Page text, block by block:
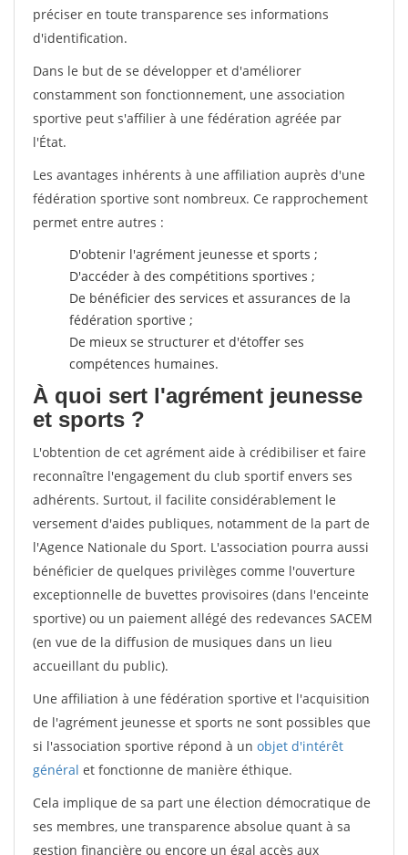
préciser en toute transparence ses informations
d'identification.
Dans le but de se développer et d'améliorer
constamment son fonctionnement, une association
sportive peut s'affilier à une fédération agréée par
l'État.
Les avantages inhérents à une affiliation auprès d'une
fédération sportive sont nombreux. Ce rapprochement
permet entre autres :
D'obtenir l'agrément jeunesse et sports ;
D'accéder à des compétitions sportives ;
De bénéficier des services et assurances de la
fédération sportive ;
De mieux se structurer et d'étoffer ses
compétences humaines.
À quoi sert l'agrément jeunesse
et sports ?
L'obtention de cet agrément aide à crédibiliser et faire
reconnaître l'engagement du club sportif envers ses
adhérents. Surtout, il facilite considérablement le
versement d'aides publiques, notamment de la part de
l'Agence Nationale du Sport. L'association pourra aussi
bénéficier de quelques privilèges comme l'ouverture
exceptionnelle de buvettes provisoires (dans l'enceinte
sportive) ou un paiement allégé des redevances SACEM
(en vue de la diffusion de musiques dans un lieu
accueillant du public).
Une affiliation à une fédération sportive et l'acquisition
de l'agrément jeunesse et sports ne sont possibles que
si l'association sportive répond à un objet d'intérêt
général et fonctionne de manière éthique.
Cela implique de sa part une élection démocratique de
ses membres, une transparence absolue quant à sa
gestion financière ou encore un égal accès aux